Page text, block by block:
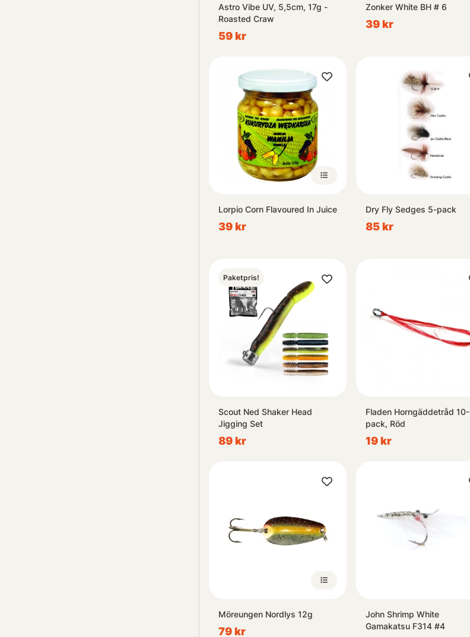
Astro Vibe UV, 5,5cm, 17g -
Roasted Craw
59 kr
Zonker White BH # 6
39 kr
Lorpio Corn Flavoured In Juice
39 kr
Dry Fly Sedges 5-pack
85 kr
Paketpris!
Scout Ned Shaker Head
Jigging Set
89 kr
Fladen Horngäddetråd 10-
pack, Röd
19 kr
Möreungen Nordlys 12g
79 kr
John Shrimp White
Gamakatsu F314 #4